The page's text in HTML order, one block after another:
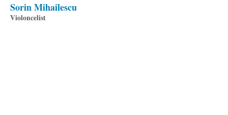
Sorin Mihailescu
Violoncelist